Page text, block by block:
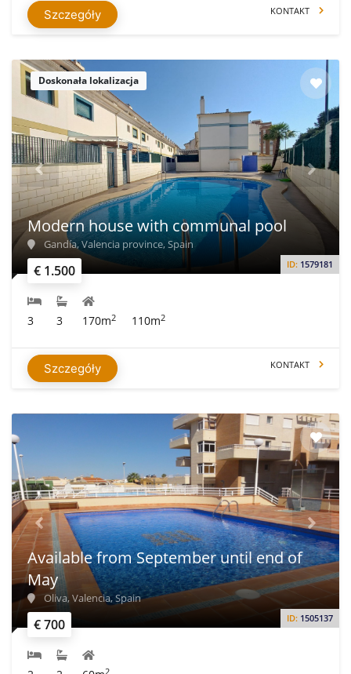
Szczegóły KONTAKT
Doskonała lokalizacja
€ 1.500 ID: 1579181
Modern house with communal pool
Gandía, Valencia province, Spain
3 3 170m2 110m2
Szczegóły KONTAKT
€ 700 ID: 1505137
Available from September until end of
May
Oliva, Valencia, Spain
2